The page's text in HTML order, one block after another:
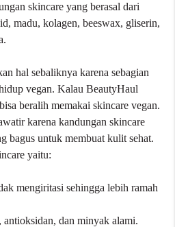
skincare yang berasal dari
madu, kolagen, beeswax, gliserin,
hal sebaliknya karena sebagian
vegan. Kalau BeautyHaul
beralih memakai skincare vegan.
karena kandungan skincare
bagus untuk membuat kulit sehat.
yaitu:
mengiritasi sehingga lebih ramah
dan minyak alami.